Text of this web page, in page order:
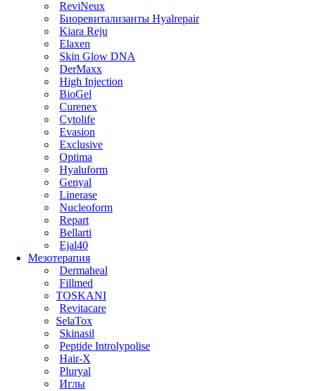
ReviNeux
Биоревитализанты Hyalrepair
Kiara Reju
Elaxen
Skin Glow DNA
DerMaxx
High Injection
BioGel
Curenex
Cytolife
Evasion
Exclusive
Optima
Hyaluform
Genyal
Linerase
Nucleoform
Repart
Bellarti
Ejal40
Мезотерапия
Dermaheal
Fillmed
TOSKANI
Revitacare
SelaTox
Skinasil
Peptide Introlypolise
Hair-X
Pluryal
Иглы